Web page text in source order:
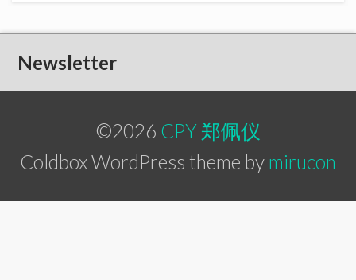
Newsletter
©2026 CPY 郑佩仪
Coldbox WordPress theme by mirucon